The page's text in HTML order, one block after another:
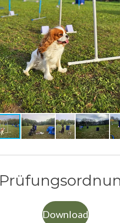
Download